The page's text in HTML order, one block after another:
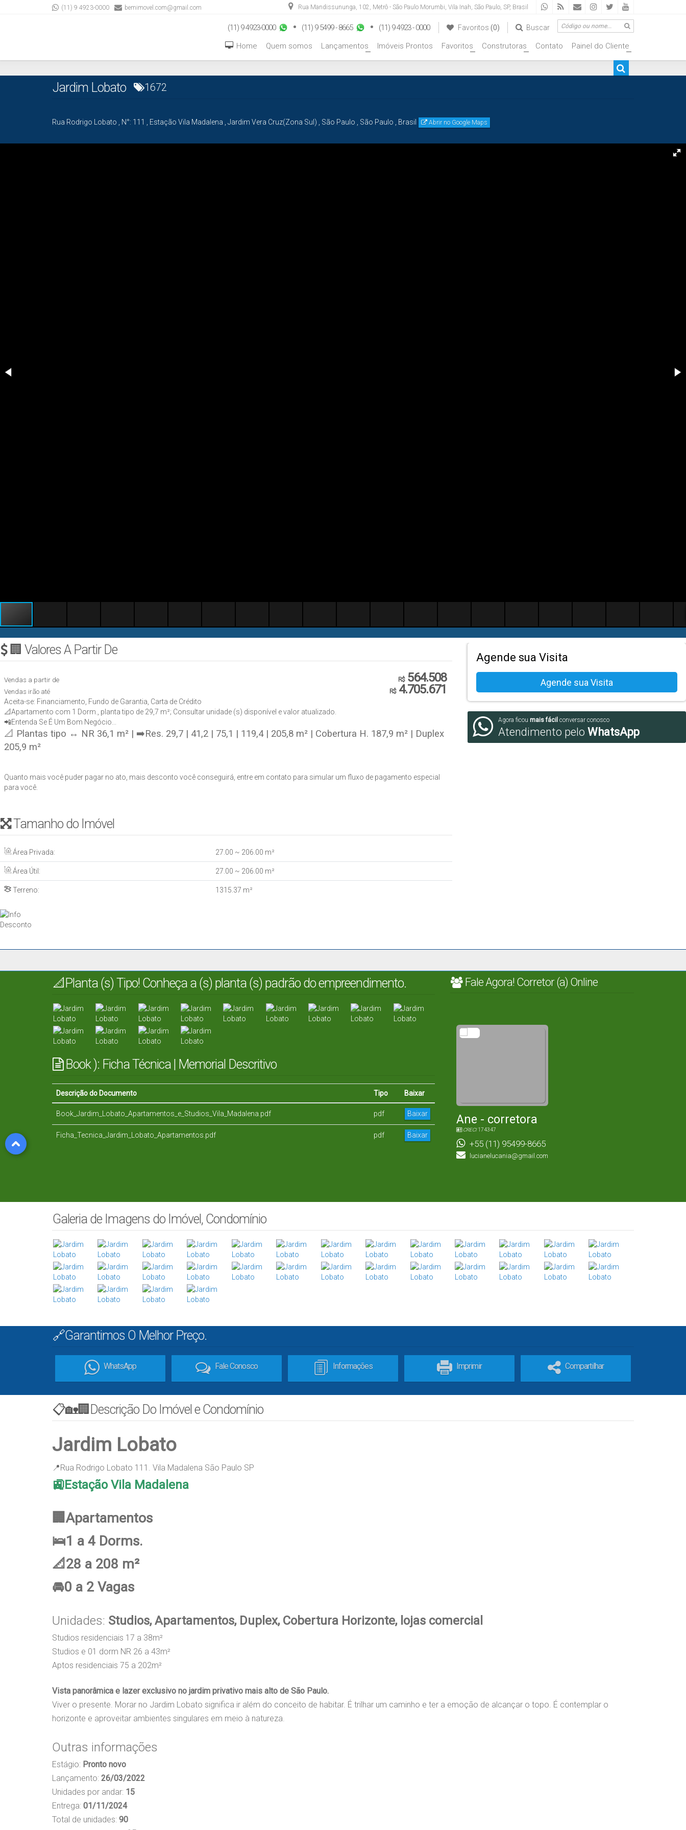
Rua Mandissununga, 102, Metrô - São Paulo Morumbi, Vila Inah, São Paulo, SP, Brasil
(11) 9 4923-0000 bemimovel.com@gmail.com
Buscar
Favoritos (0)
(11) 9 4923-0000 (11) 9 5499 - 8665 (11) 9 4923 - 0000
+
Painel do Cliente
Contato
+
Construtoras
+
Favoritos
Imóveis Prontos
+
Lançamentos
Quem somos
Home
Jardim Lobato 1672
Rua Rodrigo Lobato N°: 111 Estação Vila Madalena Jardim Vera Cruz(Zona Sul) São Paulo São Paulo Brasil Abrir no Google Maps
🏢 Valores A Partir De
R$564.508
Vendas a partir de
R$4.705.671
Vendas irão até
Aceita-se: Financiamento, Fundo de Garantia, Carta de Crédito
📐Apartamento com 1 Dorm., planta tipo de 29,7 m²; Consultar unidade (s) disponível e valor atualizado.
📲Entenda Se É Um Bom Negócio...
📐 Plantas tipo ↔ NR 36,1 m² | ➡️Res. 29,7 | 41,2 | 75,1 | 119,4 | 205,8 m² | Cobertura H. 187,9 m² | Duplex
205,9 m²
Quanto mais você puder pagar no ato, mais desconto você conseguirá, entre em contato para simular um fluxo de pagamento especial
para você.
Tamanho do Imóvel
Área Privada: 27.00 ~ 206.00 m²
Área Útil: 27.00 ~ 206.00 m²
Terreno: 1315.37 m²
Agende sua Visita
Agora ficou mais fácil conversar conosco
Atendimento pelo WhatsApp
📐Planta (s) Tipo! Conheça a (s) planta (s) padrão do empreendimento.
Book ): Ficha Técnica | Memorial Descritivo
Descrição do Documento Tipo Baixar
Book_Jardim_Lobato_Apartamentos_e_Studios_Vila_Madalena.pdf pdf Baixar
Ficha_Tecnica_Jardim_Lobato_Apartamentos.pdf pdf Baixar
Fale Agora! Corretor (a) Online
Ane - corretora
CRECI174347
+55 (11) 95499-8665
lucianelucania@gmail.com
Galeria de Imagens do Imóvel, Condomínio
🔗Garantimos O Melhor Preço.
WhatsApp Fale Conosco Informações Imprimir Compartilhar
📋🏡🏢Descrição Do Imóvel e Condomínio
Jardim Lobato
📍Rua Rodrigo Lobato 111. Vila Madalena São Paulo SP
🚉Estação Vila Madalena
🏢Apartamentos
🛌1 a 4 Dorms.
📐28 a 208 m²
🚘0 a 2 Vagas
Unidades: Studios, Apartamentos, Duplex, Cobertura Horizonte, lojas comercial
Studios residenciais 17 a 38m²
Studios e 01 dorm NR 26 a 43m²
Aptos residenciais 75 a 202m²
Vista panorâmica e lazer exclusivo no jardim privativo mais alto de São Paulo.
Viver o presente. Morar no Jardim Lobato significa ir além do conceito de habitar. É trilhar um caminho e ter a emoção de alcançar o topo. É contemplar o
horizonte e aproveitar ambientes singulares em meio à natureza.
Outras informações
Estágio: Pronto novo
Lançamento: 26/03/2022
Unidades por andar: 15
Entrega: 01/11/2024
Total de unidades: 90